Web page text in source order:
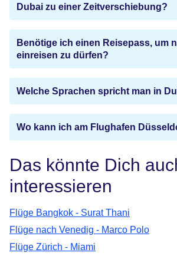
Dubai zu einer Zeitverschiebung?
Benötige ich einen Reisepass, um
einreisen zu dürfen?
Welche Sprachen spricht man in
Wo kann ich am Flughafen
Das könnte Dich
interessieren
Flüge Bangkok - Surat Thani
Flüge nach Venedig - Marco Polo
Flüge Zürich - Miami